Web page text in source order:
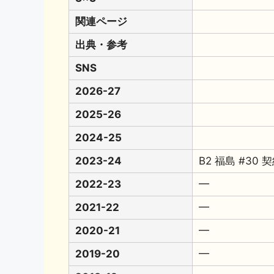
関連ページ
出典・参考
SNS
2026-27
2025-26
2024-25
2023-24
B2 福島 #30 契
2022-23
━
2021-22
━
2020-21
━
2019-20
━